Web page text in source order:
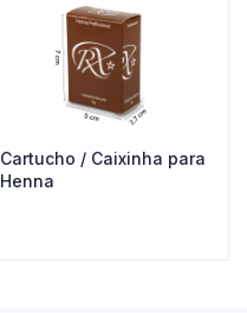
Cartucho / Caixinha para
Henna